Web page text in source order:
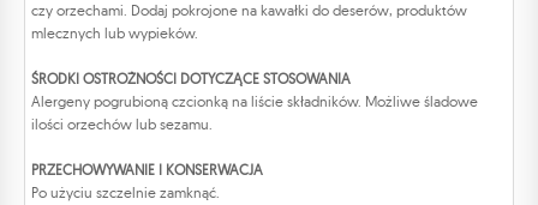
czy orzechami. Dodaj pokrojone na kawałki do deserów, produktów
mlecznych lub wypieków.
ŚRODKI OSTROŻNOŚCI DOTYCZĄCE STOSOWANIA
Alergeny pogrubioną czcionką na liście składników. Możliwe śladowe
ilości orzechów lub sezamu.
PRZECHOWYWANIE I KONSERWACJA
Po użyciu szczelnie zamknąć.